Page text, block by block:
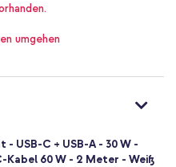
umgehen
USB-C + USB-A - 30 W -
Kabel 60 W - 2 Meter - Weiß